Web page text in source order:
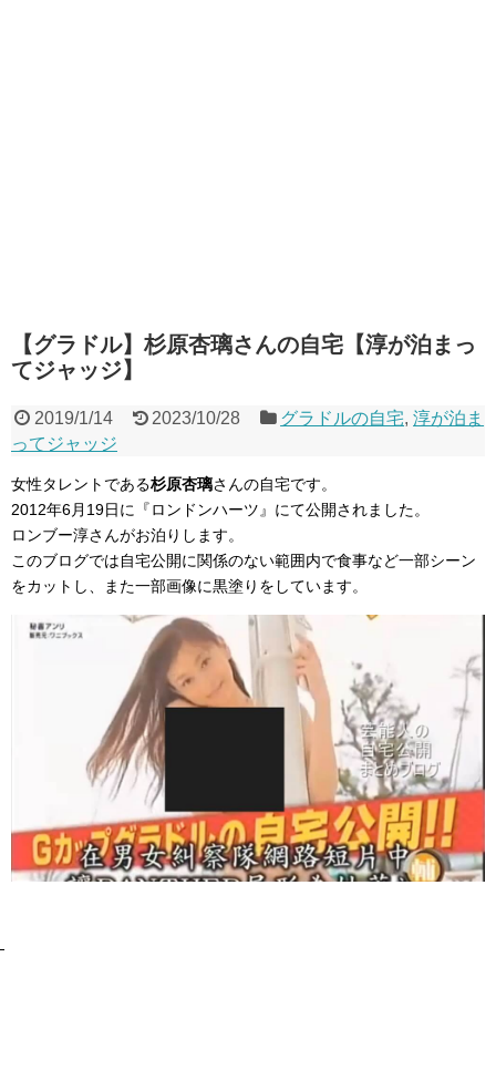
【グラドル】杉原杏璃さんの自宅【淳が泊まっ
てジャッジ】
2019/1/14 2023/10/28 グラドルの自宅,淳が泊ま
ってジャッジ
女性タレントである杉原杏璃さんの自宅です。
2012年6月19日に『ロンドンハーツ』にて公開されました。
ロンブー淳さんがお泊りします。
このブログでは自宅公開に関係のない範囲内で食事など一部シーン
をカットし、また一部画像に黒塗りをしています。